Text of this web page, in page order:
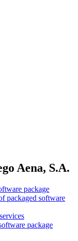
Aena, S.A.
package
packaged software
package